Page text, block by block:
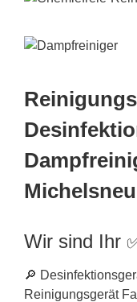
Wir sind Ihr
🔎
Reinigungsgerät